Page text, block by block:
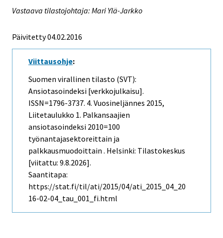
Vastaava tilastojohtaja: Mari Ylä-Jarkko
Päivitetty 04.02.2016
Viittausohje:
Suomen virallinen tilasto (SVT):
Ansiotasoindeksi [verkkojulkaisu].
ISSN=1796-3737. 4. Vuosineljännes 2015,
Liitetaulukko 1. Palkansaajien
ansiotasoindeksi 2010=100
työnantajasektoreittain ja
palkkausmuodoittain . Helsinki: Tilastokeskus
[viitattu: 9.8.2026].
Saantitapa:
https://stat.fi/til/ati/2015/04/ati_2015_04_20
16-02-04_tau_001_fi.html